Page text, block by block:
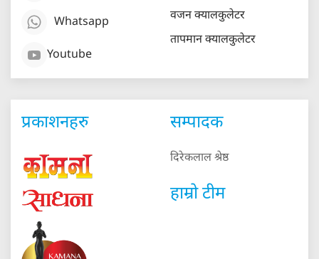
Whatsapp
Youtube
वजन क्यालकुलेटर
तापमान क्यालकुलेटर
प्रकाशनहरु सम्पादक
दिरेकलाल श्रेष्ठ
हाम्रो टीम